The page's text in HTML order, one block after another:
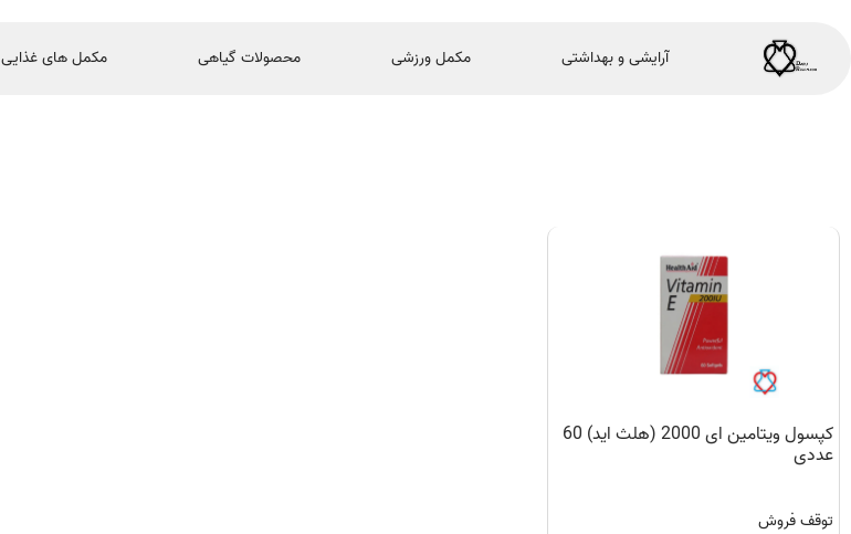
آرایشی و بهداشتی مکمل ورزشی محصولات گیاهی مکمل های غذایی
كپسول ویتامین ای 2000 (هلث اید) 60
عددی
توقف فروش